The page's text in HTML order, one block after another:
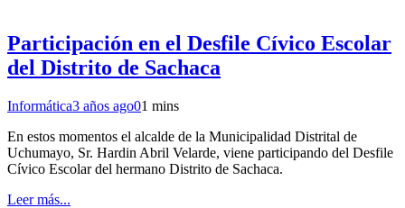
Participación en el Desfile Cívico Escolar
del Distrito de Sachaca
Informática3 años ago01 mins
En estos momentos el alcalde de la Municipalidad Distrital de
Uchumayo, Sr. Hardin Abril Velarde, viene participando del Desfile
Cívico Escolar del hermano Distrito de Sachaca.
Leer más...